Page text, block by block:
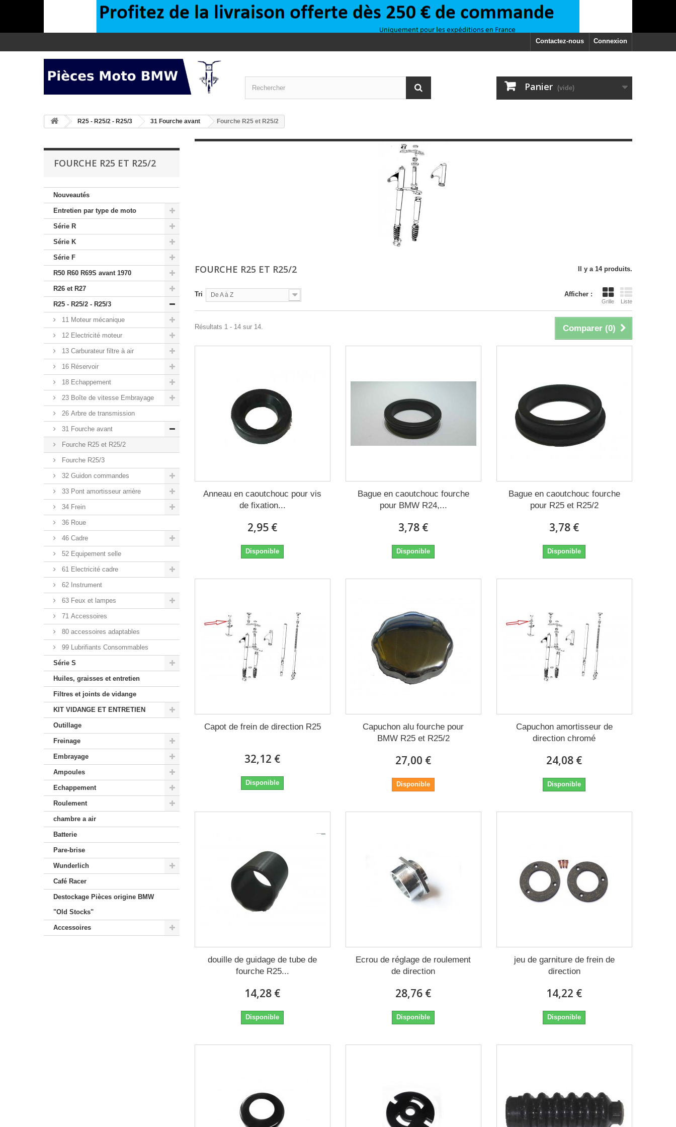
Connexion
Contactez-nous
Panier (vide)
>R25 - R25/2 - R25/3 >31 Fourche avant Fourche R25 et R25/2
FOURCHE R25 ET R25/2
Nouveautés
Entretien par type de moto
Série R
Série K
Série F
R50 R60 R69S avant 1970
R26 et R27
R25 - R25/2 - R25/3
11 Moteur mécanique
12 Electricité moteur
13 Carburateur filtre à air
16 Réservoir
18 Echappement
23 Boîte de vitesse Embrayage
26 Arbre de transmission
31 Fourche avant
Fourche R25 et R25/2
Fourche R25/3
32 Guidon commandes
33 Pont amortisseur arrière
34 Frein
36 Roue
46 Cadre
52 Equipement selle
61 Electricité cadre
62 Instrument
63 Feux et lampes
71 Accessoires
80 accessoires adaptables
99 Lubrifiants Consommables
Série S
Huiles, graisses et entretien
Filtres et joints de vidange
KIT VIDANGE ET ENTRETIEN
Outillage
Freinage
Embrayage
Ampoules
Echappement
Roulement
chambre a air
Batterie
Pare-brise
Wunderlich
Café Racer
Destockage Pièces origine BMW
"Old Stocks"
Accessoires
FOURCHE R25 ET R25/2 Il y a 14 produits.
Afficher :
Grille Liste
Tri De A à Z
Comparer (0)
Résultats 1 - 14 sur 14.
Anneau en caoutchouc pour vis
de fixation...
2,95 €
Disponible
Bague en caoutchouc fourche
pour BMW R24,...
3,78 €
Disponible
Bague en caoutchouc fourche
pour R25 et R25/2
3,78 €
Disponible
Capot de frein de direction R25
32,12 €
Disponible
Capuchon alu fourche pour
BMW R25 et R25/2
27,00 €
Disponible
Capuchon amortisseur de
direction chromé
24,08 €
Disponible
douille de guidage de tube de
fourche R25...
14,28 €
Disponible
Ecrou de réglage de roulement
de direction
28,76 €
Disponible
jeu de garniture de frein de
direction
14,22 €
Disponible